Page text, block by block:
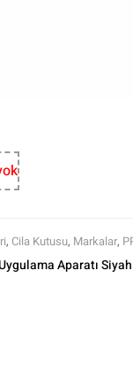
, Cila Kutusu, Markalar,
Ürünler, Tüm Ürünler
Aparatı Siyah